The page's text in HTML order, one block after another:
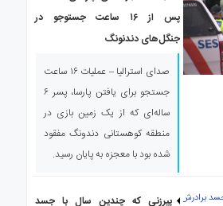
پس از ۱۶ ساعت جستوجو در
جنگل‌های دندنونگ
صدای استرالیا – عملیات ۱۶ ساعت
جستجو برای یافتن پارسا،‌ پسر ۶
ساله‌ای که از یک زمین بازی در
منطقه کوهستانی دندونگ مفقود
شده بود با معجزه به پایان رسید.
پیرزنی که چندین سال با جسد